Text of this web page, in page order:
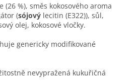
(26 %), směs kokosového aroma
(sójový lecitin (E322)), sůl,
olej, kokosové vločky.
genericky modifikované
nevypražená kukuřičná